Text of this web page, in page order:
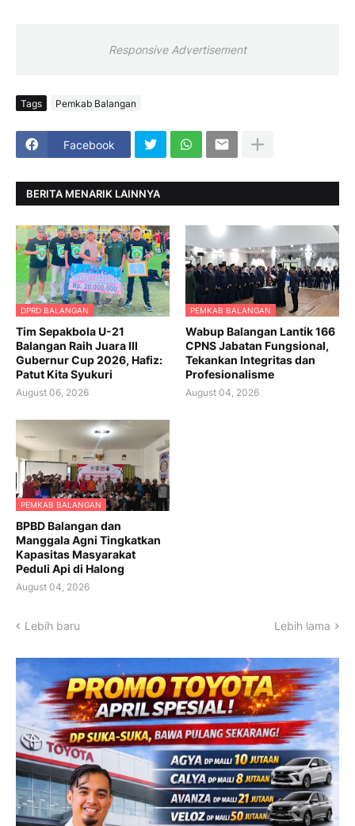
Responsive Advertisement
Tags Pemkab Balangan
Facebook
BERITA MENARIK LAINNYA
DPRD BALANGAN
Tim Sepakbola U-21
Balangan Raih Juara III
Gubernur Cup 2026, Hafiz:
Patut Kita Syukuri
August 06, 2026
PEMKAB BALANGAN
Wabup Balangan Lantik 166
CPNS Jabatan Fungsional,
Tekankan Integritas dan
Profesionalisme
August 04, 2026
PEMKAB BALANGAN
BPBD Balangan dan
Manggala Agni Tingkatkan
Kapasitas Masyarakat
Peduli Api di Halong
August 04, 2026
Lebih baru Lebih lama